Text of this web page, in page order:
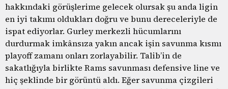
hakkındaki görüşlerime gelecek olursak şu anda ligin
en iyi takımı oldukları doğru ve bunu dereceleriyle de
ispat ediyorlar. Gurley merkezli hücumlarını
durdurmak imkânsıza yakın ancak işin savunma kısmı
playoff zamanı onları zorlayabilir. Talib’in de
sakatlığıyla birlikte Rams savunması defensive line ve
hiç şeklinde bir görüntü aldı. Eğer savunma çizgileri